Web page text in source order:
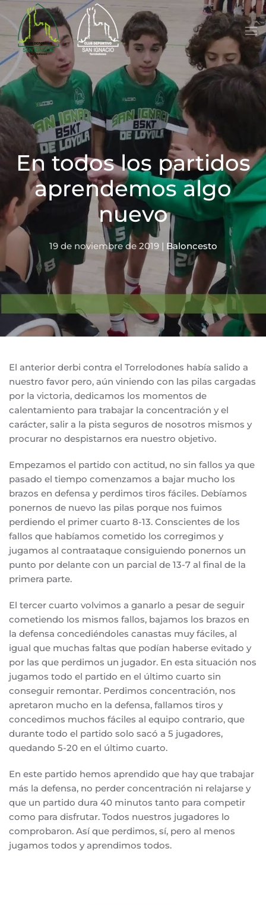
Skip to main content
En todos los partidos
aprendemos algo
nuevo
19 de noviembre de 2019| Baloncesto
El anterior derbi contra el Torrelodones había salido a
nuestro favor pero, aún viniendo con las pilas cargadas
por la victoria, dedicamos los momentos de
calentamiento para trabajar la concentración y el
carácter, salir a la pista seguros de nosotros mismos y
procurar no despistarnos era nuestro objetivo.
Empezamos el partido con actitud, no sin fallos ya que
pasado el tiempo comenzamos a bajar mucho los
brazos en defensa y perdimos tiros fáciles. Debíamos
ponernos de nuevo las pilas porque nos fuimos
perdiendo el primer cuarto 8-13. Conscientes de los
fallos que habíamos cometido los corregimos y
jugamos al contraataque consiguiendo ponernos un
punto por delante con un parcial de 13-7 al final de la
primera parte.
El tercer cuarto volvimos a ganarlo a pesar de seguir
cometiendo los mismos fallos, bajamos los brazos en
la defensa concediéndoles canastas muy fáciles, al
igual que muchas faltas que podían haberse evitado y
por las que perdimos un jugador. En esta situación nos
jugamos todo el partido en el último cuarto sin
conseguir remontar. Perdimos concentración, nos
apretaron mucho en la defensa, fallamos tiros y
concedimos muchos fáciles al equipo contrario, que
durante todo el partido solo sacó a 5 jugadores,
quedando 5-20 en el último cuarto.
En este partido hemos aprendido que hay que trabajar
más la defensa, no perder concentración ni relajarse y
que un partido dura 40 minutos tanto para competir
como para disfrutar. Todos nuestros jugadores lo
comprobaron. Así que perdimos, sí, pero al menos
jugamos todos y aprendimos todos.